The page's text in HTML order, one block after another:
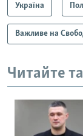
Україна
Важливе на
Читайте